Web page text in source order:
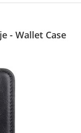
- Wallet Case